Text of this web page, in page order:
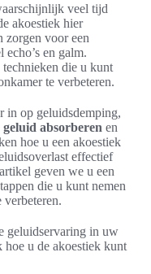
veel tijd
akoestiek hier
zorgen voor een
en galm.
die u kunt
te verbeteren.
in op geluidsdemping,
geluid absorberen en
hoe u een akoestiek
effectief
geven we u een
die u kunt nemen
geluidservaring in uw
u de akoestiek kunt